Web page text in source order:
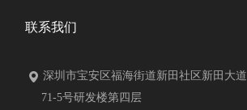
联系我们
深圳市宝安区福海街道新田社区新田大道
71-5号研发楼第四层